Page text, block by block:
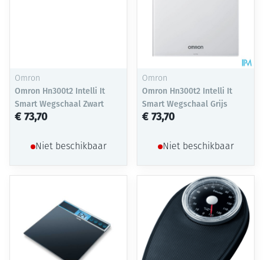
Omron
Omron Hn300t2 Intelli It
Smart Wegschaal Zwart
€ 73,70
Niet beschikbaar
Omron
Omron Hn300t2 Intelli It
Smart Wegschaal Grijs
€ 73,70
Niet beschikbaar